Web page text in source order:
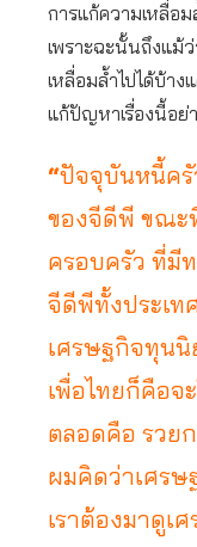
การแก้ความเหลื่อ
เพราะฉะนั้นถึงแม้
เหลื่อมล้ำไปได้บ้าง
แก้ปัญหาเรื่องนี้อย่
“ปัจจุบันหนี้ครั
ของจีดีพี ขณะ
ครอบครัว ที่มี
จีดีพีทั้งประเท
เศรษฐกิจทุนนิ
เพื่อไทยก็คือจ
ตลอดคือ รวย
ผมคิดว่าเศร
เราต้องมาดูเ